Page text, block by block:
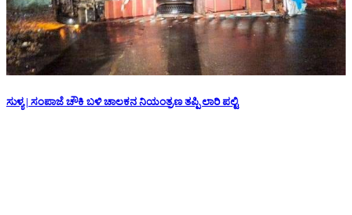
ಸುಳ್ಯ | ಸಂಪಾಜೆ ಚೌಕಿ ಬಳಿ ಚಾಲಕನ ನಿಯಂತ್ರಣ ತಪ್ಪಿ ಲಾರಿ ಪಲ್ಟಿ